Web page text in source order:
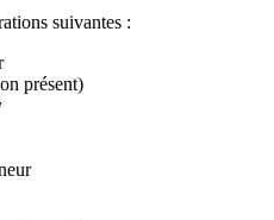
suivantes :
présent)